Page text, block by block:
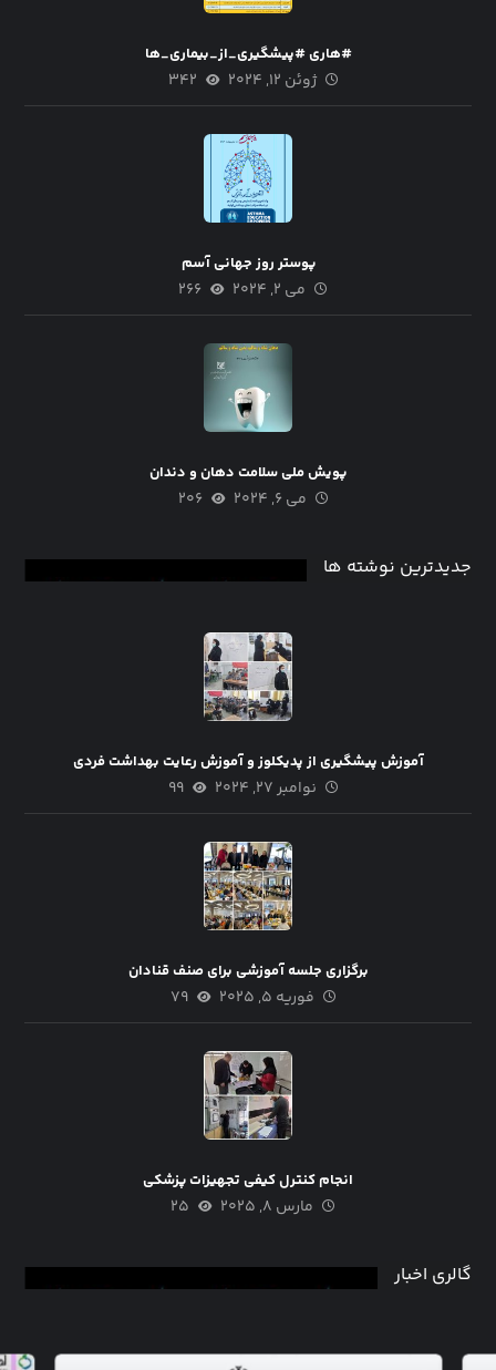
#هاری #پیشگیری_از_بیماری_ها
ژوئن ۱۲, ۲۰۲۴ ۳۴۲
پوستر روز جهانی آسم
می ۲, ۲۰۲۴ ۲۶۶
پویش ملی سلامت دهان و دندان
می ۶, ۲۰۲۴ ۲۰۶
جدیدترین نوشته ها
آموزش پیشگیری از پدیکلوز و آموزش رعایت بهداشت فردی
نوامبر ۲۷, ۲۰۲۴ ۹۹
برگزاری جلسه آموزشی برای صنف قنادان
فوریه ۵, ۲۰۲۵ ۷۹
انجام کنترل کیفی تجهیزات پزشکی
مارس ۸, ۲۰۲۵ ۲۵
گالری اخبار